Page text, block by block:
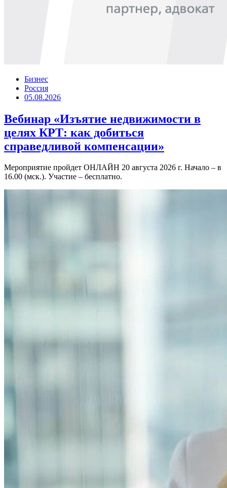
Бизнес
Россия
05.08.2026
Вебинар «Изъятие недвижимости в
целях КРТ: как добиться
справедливой компенсации»
Мероприятие пройдет ОНЛАЙН 20 августа 2026 г. Начало – в
16.00 (мск.). Участие – бесплатно.